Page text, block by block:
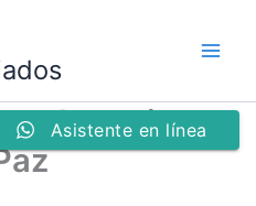
reclutamiento
Asistente en línea